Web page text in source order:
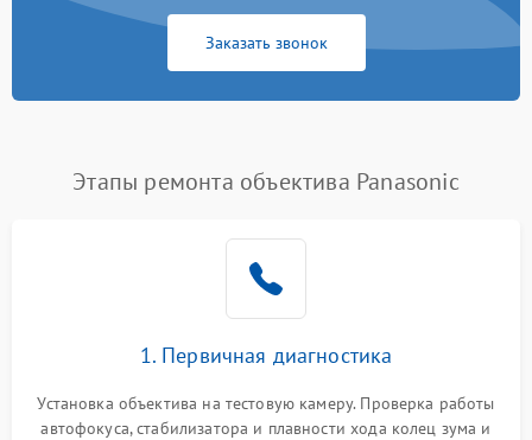
Заказать звонок
Этапы ремонта объектива Panasonic
1. Первичная диагностика
Установка объектива на тестовую камеру. Проверка работы
автофокуса, стабилизатора и плавности хода колец зума и